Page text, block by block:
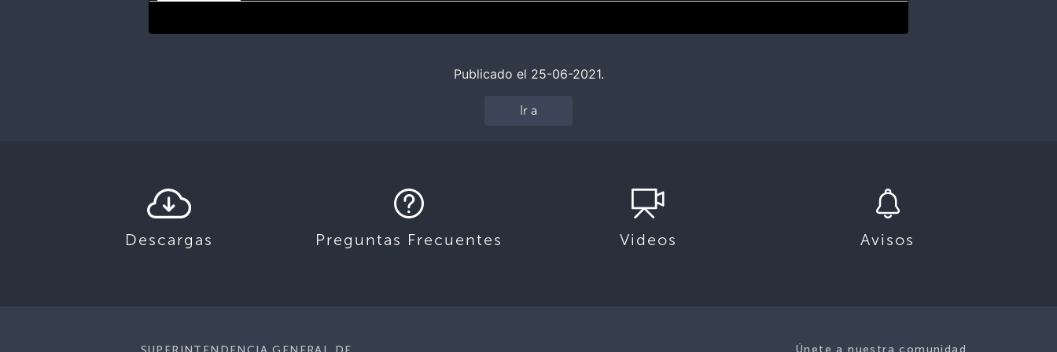
Publicado el 25-06-2021.
Ir a
Descargas Preguntas Frecuentes Videos Avisos
Únete a nuestra comunidad